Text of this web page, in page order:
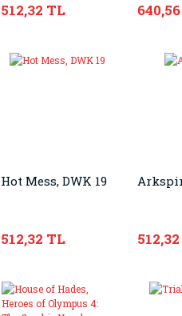
512,32 TL
Hot Mess, DWK 19
512,32 TL